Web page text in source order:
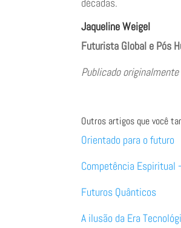
Jaqueline Weigel
Futurista Global e Pós
Publicado
Outros artigos que você
Orientado para o futuro
Competência Espiritual
Futuros Quânticos
A ilusão da Era